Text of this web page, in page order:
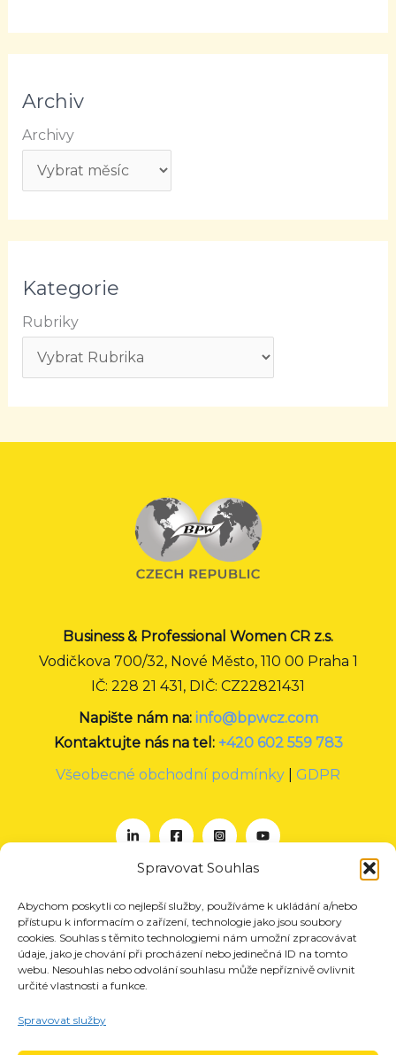
Spravovat Souhlas
Abychom poskytli co nejlepší služby, používáme k ukládání a/nebo
přístupu k informacím o zařízení, technologie jako jsou soubory
cookies. Souhlas s těmito technologiemi nám umožní zpracovávat
údaje, jako je chování při procházení nebo jedinečná ID na tomto
webu. Nesouhlas nebo odvolání souhlasu může nepříznivě ovlivnit
určité vlastnosti a funkce.
Spravovat služby
Archiv
Archivy
Kategorie
Rubriky
Business & Professional Women CR z.s.
Vodičkova 700/32, Nové Město, 110 00 Praha 1
IČ: 228 21 431, DIČ: CZ22821431
Napište nám na: info@bpwcz.com
Kontaktujte nás na tel: +420 602 559 783
Všeobecné obchodní podmínky
GDPR
O nás
Projekty
Členství